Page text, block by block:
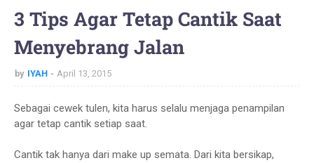
3 Tips Agar Tetap Cantik Saat
Menyebrang Jalan
by IYAH April 13, 2015
Sebagai cewek tulen, kita harus selalu menjaga penampilan
agar tetap cantik setiap saat.
Cantik tak hanya dari make up semata. Dari kita bersikap,